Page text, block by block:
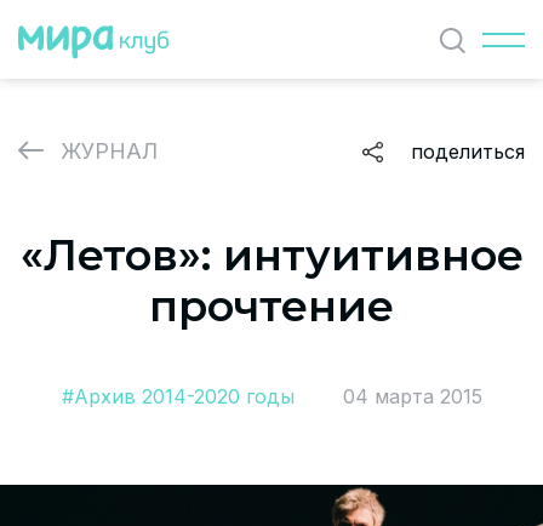
Найти
ЖУРНАЛ поделиться
«Летов»: интуитивное
прочтение
#Архив 2014-2020 годы 04 марта 2015
СОБЫТИЯ